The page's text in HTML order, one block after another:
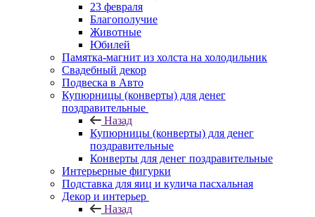
23 февраля
Благополучие
Животные
Юбилей
Памятка-магнит из холста на холодильник
Свадебный декор
Подвеска в Авто
Купюрницы (конверты) для денег
поздравительные
Назад
Купюрницы (конверты) для денег
поздравительные
Конверты для денег поздравительные
Интерьерные фигурки
Подставка для яиц и кулича пасхальная
Декор и интерьер
Назад